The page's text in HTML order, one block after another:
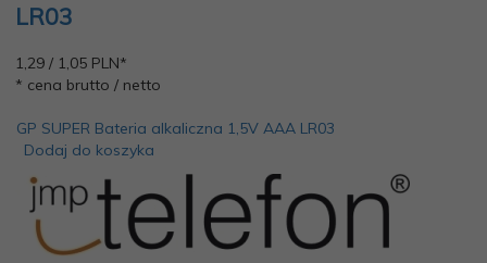
LR03
1, 29 / 1,05 PLN*
* cena brutto / netto
GP SUPER Bateria alkaliczna 1,5V AAA LR03
Dodaj do koszyka